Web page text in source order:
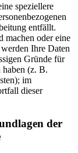
speziellere
entfällt.
machen oder eine
Ihre Daten
Gründe für
haben (z. B.
im
dieser
der